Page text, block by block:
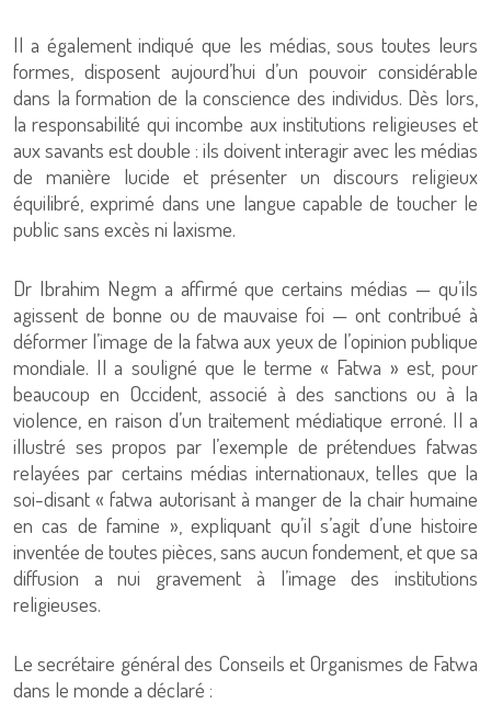
Il a également indiqué que les médias, sous toutes leurs
formes, disposent aujourd’hui d’un pouvoir considérable
dans la formation de la conscience des individus. Dès lors,
la responsabilité qui incombe aux institutions religieuses et
aux savants est double : ils doivent interagir avec les médias
de manière lucide et présenter un discours religieux
équilibré, exprimé dans une langue capable de toucher le
public sans excès ni laxisme.
Dr Ibrahim Negm a affirmé que certains médias — qu’ils
agissent de bonne ou de mauvaise foi — ont contribué à
déformer l’image de la fatwa aux yeux de l’opinion publique
mondiale. Il a souligné que le terme « Fatwa » est, pour
beaucoup en Occident, associé à des sanctions ou à la
violence, en raison d’un traitement médiatique erroné. Il a
illustré ses propos par l’exemple de prétendues fatwas
relayées par certains médias internationaux, telles que la
soi-disant « fatwa autorisant à manger de la chair humaine
en cas de famine », expliquant qu’il s’agit d’une histoire
inventée de toutes pièces, sans aucun fondement, et que sa
diffusion a nui gravement à l’image des institutions
religieuses.
Le secrétaire général des Conseils et Organismes de Fatwa
dans le monde a déclaré :